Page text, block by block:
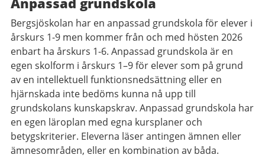
Bergsjöskolan har en anpassad grundskola för elever i
årskurs 1-9 men kommer från och med hösten 2026
enbart ha årskurs 1-6. Anpassad grundskola är en
egen skolform i årskurs 1–9 för elever som på grund
av en intellektuell funktionsnedsättning eller en
hjärnskada inte bedöms kunna nå upp till
grundskolans kunskapskrav. Anpassad grundskola har
en egen läroplan med egna kursplaner och
betygskriterier. Eleverna läser antingen ämnen eller
ämnesområden, eller en kombination av båda.